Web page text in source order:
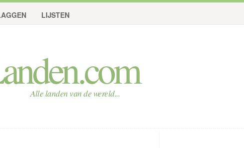
Alle landen van de wereld...
LIJSTEN